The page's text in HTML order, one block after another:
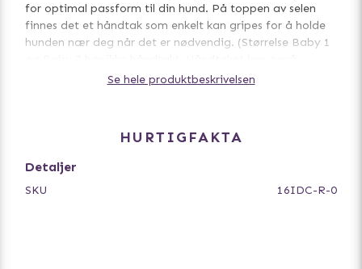
for optimal passform til din hund. På toppen av selen
finnes det et håndtak som enkelt kan gripes for å holde
hunden nær deg når det er nødvendig. (Størrelse Baby 1
trykkes ned og festes med en knapp for å hindre at
På sidene av selen er det borrelås med Julius K9s logo,
som er selvlysende og utskiftbare. For å gjøre selen mer
Se hele produktbeskrivelsen
HURTIGFAKTA
Detaljer
SKU 16IDC-R-0